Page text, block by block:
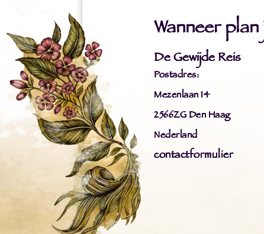
Wanneer
De Gewijde Reis
Postadres:
Mezenlaan 14
2566ZG Den Haag
Nederland
contactformulier